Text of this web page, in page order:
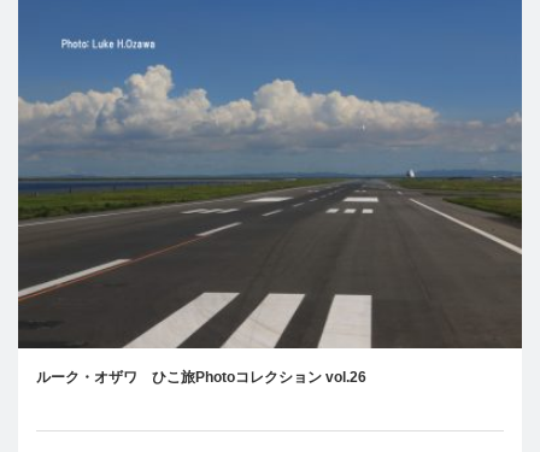
ルーク・オザワ ひこ旅Photoコレクション vol.26